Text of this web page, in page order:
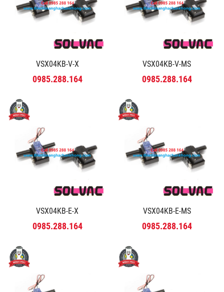
VSX04KB-V-X
0985.288.164
VSX04KB-V-MS
0985.288.164
VSX04KB-E-X
0985.288.164
VSX04KB-E-MS
0985.288.164